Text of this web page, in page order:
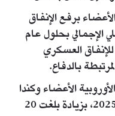
2025، تعهد الأعضاء برفع الإنفاق
المحلي الإجمالي بحلول عام
3.5 في المئة للإنفاق العسكري
الأعضاء وكندا
574 مليار دولار على الدفاع في عام 2025، بزيادة بلغت 20